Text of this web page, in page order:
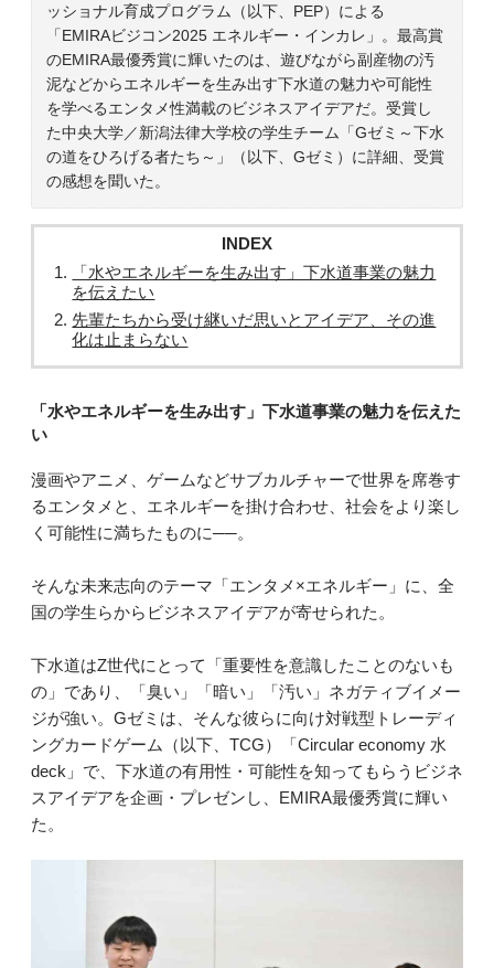
ッショナル育成プログラム（以下、PEP）による
「EMIRAビジコン2025 エネルギー・インカレ」。最高賞
のEMIRA最優秀賞に輝いたのは、遊びながら副産物の汚
泥などからエネルギーを生み出す下水道の魅力や可能性
を学べるエンタメ性満載のビジネスアイデアだ。受賞し
た中央大学／新潟法律大学校の学生チーム「Gゼミ～下水
の道をひろげる者たち～」（以下、Gゼミ）に詳細、受賞
の感想を聞いた。
INDEX
「水やエネルギーを生み出す」下水道事業の魅力
を伝えたい
先輩たちから受け継いだ思いとアイデア、その進
化は止まらない
「水やエネルギーを生み出す」下水道事業の魅力を伝えた
い
漫画やアニメ、ゲームなどサブカルチャーで世界を席巻す
るエンタメと、エネルギーを掛け合わせ、社会をより楽し
く可能性に満ちたものに──。
そんな未来志向のテーマ「エンタメ×エネルギー」に、全
国の学生らからビジネスアイデアが寄せられた。
下水道はZ世代にとって「重要性を意識したことのないも
の」であり、「臭い」「暗い」「汚い」ネガティブイメー
ジが強い。Gゼミは、そんな彼らに向け対戦型トレーディ
ングカードゲーム（以下、TCG）「Circular economy 水
deck」で、下水道の有用性・可能性を知ってもらうビジネ
スアイデアを企画・プレゼンし、EMIRA最優秀賞に輝い
た。